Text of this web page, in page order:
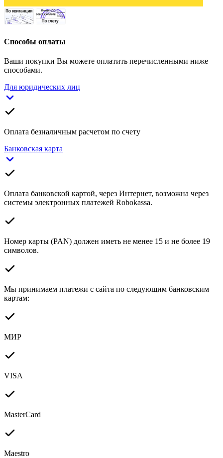
Способы оплаты
Ваши покупки Вы можете оплатить перечисленными ниже
способами.
Для юридических лиц
Оплата безналичным расчетом по счету
Банковская карта
Оплата банковской картой, через Интернет, возможна через
системы электронных платежей Robokassa.
Номер карты (PAN) должен иметь не менее 15 и не более 19
символов.
Мы принимаем платежи с сайта по следующим банковским
картам:
МИР
VISA
MasterCard
Maestro